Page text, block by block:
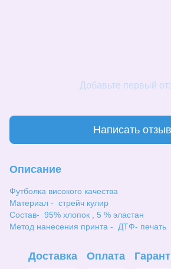
Добавьте первый
Написать отзыв
Описание
Футболка високого качества
Материал - стрейч кулир
Состав- 95% хлопок , 5 % эластан
Метод нанесения принта - ДТФ- печать
Доставка Оплата